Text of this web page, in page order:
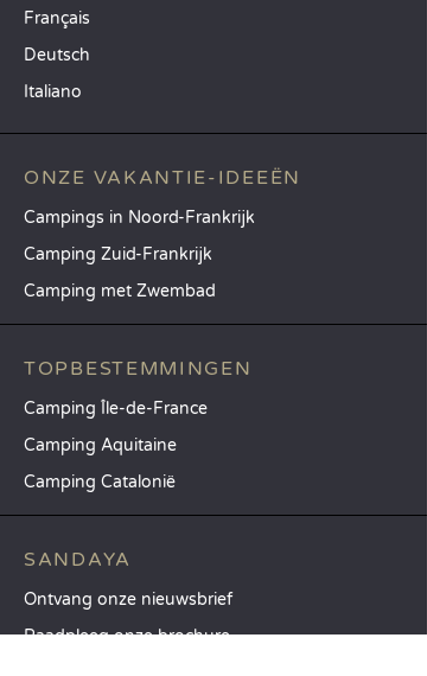
Français
Deutsch
Italiano
ONZE VAKANTIE-IDEEËN
Campings in Noord-Frankrijk
Camping Zuid-Frankrijk
Camping met Zwembad
TOPBESTEMMINGEN
Camping Île-de-France
Camping Aquitaine
Camping Catalonië
SANDAYA
Ontvang onze nieuwsbrief
Raadpleeg onze brochure